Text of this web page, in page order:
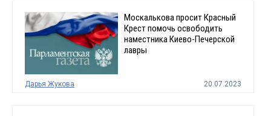
Москалькова просит Красный
Крест помочь освободить
наместника Киево-Печерской
лавры
Дарья Жукова 20.07.2023